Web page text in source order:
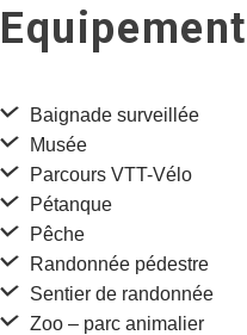
Baignade surveillée
Musée
Parcours VTT-Vélo
Pétanque
Pêche
Randonnée pédestre
Sentier de randonnée
Zoo – parc animalier